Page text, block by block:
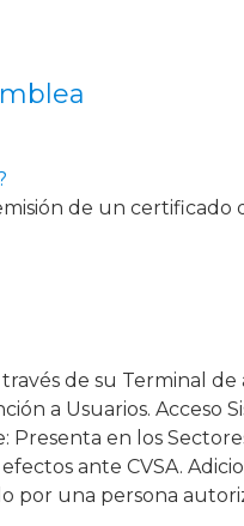
de un
de su Terminal
a Usuarios. Acceso
Presenta en los
ante CVSA.
por una persona